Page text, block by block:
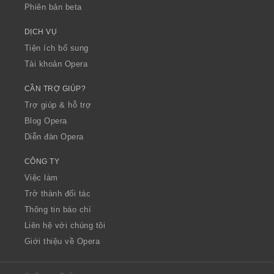
Phiên bản beta
DỊCH VỤ
Tiện ích bổ sung
Tài khoản Opera
CẦN TRỢ GIÚP?
Trợ giúp & hỗ trợ
Blog Opera
Diễn đàn Opera
CÔNG TY
Việc làm
Trở thành đối tác
Thông tin báo chí
Liên hệ với chúng tôi
Giới thiệu về Opera